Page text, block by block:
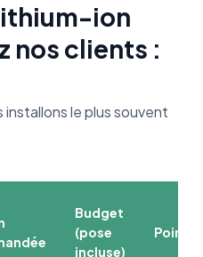
ion
nos clients :
installons le plus souvent
Budget
(pose
incluse)
Point